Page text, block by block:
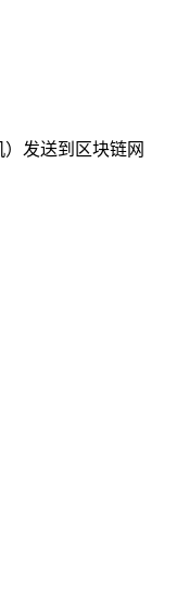
发送到区块链网